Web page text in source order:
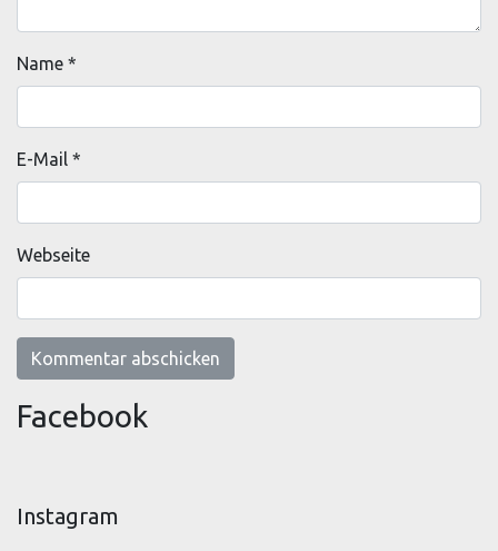
Name *
E-Mail *
Webseite
Facebook
Instagram